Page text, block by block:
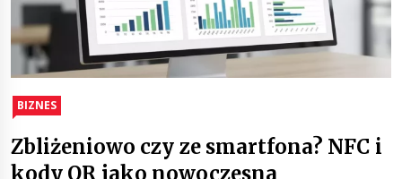
BIZNES
Zbliżeniowo czy ze smartfona? NFC i
kody QR jako nowoczesna